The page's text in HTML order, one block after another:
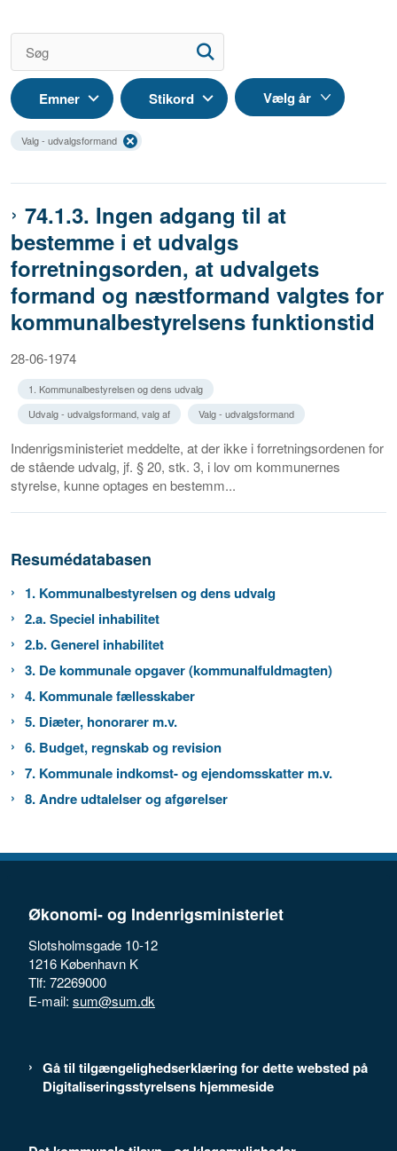
Emner Stikord
Valg - udvalgsformand
74.1.3. Ingen adgang til at
bestemme i et udvalgs
forretningsorden, at udvalgets
formand og næstformand valgtes for
kommunalbestyrelsens funktionstid
28-06-1974
1. Kommunalbestyrelsen og dens udvalg
Udvalg - udvalgsformand, valg af
Valg - udvalgsformand
Indenrigsministeriet meddelte, at der ikke i forretningsordenen for
de stående udvalg, jf. § 20, stk. 3, i lov om kommunernes
styrelse, kunne optages en bestemm...
Resumédatabasen
1. Kommunalbestyrelsen og dens udvalg
2.a. Speciel inhabilitet
2.b. Generel inhabilitet
3. De kommunale opgaver (kommunalfuldmagten)
4. Kommunale fællesskaber
5. Diæter, honorarer m.v.
6. Budget, regnskab og revision
7. Kommunale indkomst- og ejendomsskatter m.v.
8. Andre udtalelser og afgørelser
Økonomi- og Indenrigsministeriet
Slotsholmsgade 10-12
1216 København K
Tlf: 72269000
E-mail: sum@sum.dk
Gå til tilgængelighedserklæring for dette websted på
Digitaliseringsstyrelsens hjemmeside